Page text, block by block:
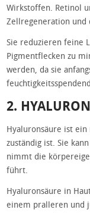
Wirkstoffen. Retinol
Zellregeneration und
Sie reduzieren feine
Pigmentflecken zu
werden, da sie
2.
Hyaluronsäure ist
zuständig ist. Sie
nimmt die
führt.
Hyaluronsäure in
einem pralleren und